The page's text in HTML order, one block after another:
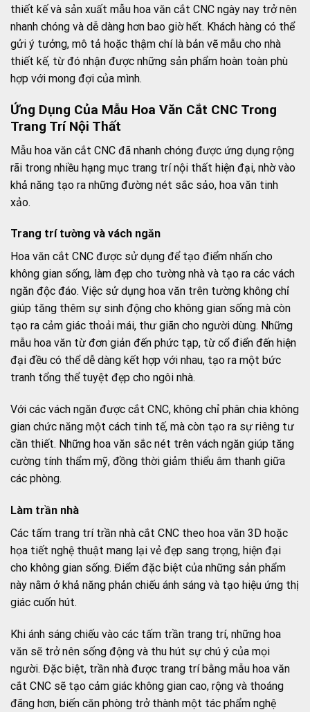
thiết kế và sản xuất mẫu hoa văn cắt CNC ngày nay trở nên
nhanh chóng và dễ dàng hơn bao giờ hết. Khách hàng có thể
gửi ý tưởng, mô tả hoặc thậm chí là bản vẽ mẫu cho nhà
thiết kế, từ đó nhận được những sản phẩm hoàn toàn phù
hợp với mong đợi của mình.
Ứng Dụng Của Mẫu Hoa Văn Cắt CNC Trong
Trang Trí Nội Thất
Mẫu hoa văn cắt CNC đã nhanh chóng được ứng dụng rộng
rãi trong nhiều hạng mục trang trí nội thất hiện đại, nhờ vào
khả năng tạo ra những đường nét sắc sảo, hoa văn tinh
xảo.
Trang trí tường và vách ngăn
Hoa văn cắt CNC được sử dụng để tạo điểm nhấn cho
không gian sống, làm đẹp cho tường nhà và tạo ra các vách
ngăn độc đáo. Việc sử dụng hoa văn trên tường không chỉ
giúp tăng thêm sự sinh động cho không gian sống mà còn
tạo ra cảm giác thoải mái, thư giãn cho người dùng. Những
mẫu hoa văn từ đơn giản đến phức tạp, từ cổ điển đến hiện
đại đều có thể dễ dàng kết hợp với nhau, tạo ra một bức
tranh tổng thể tuyệt đẹp cho ngôi nhà.
Với các vách ngăn được cắt CNC, không chỉ phân chia không
gian chức năng một cách tinh tế, mà còn tạo ra sự riêng tư
cần thiết. Những hoa văn sắc nét trên vách ngăn giúp tăng
cường tính thẩm mỹ, đồng thời giảm thiểu âm thanh giữa
các phòng.
Làm trần nhà
Các tấm trang trí trần nhà cắt CNC theo hoa văn 3D hoặc
họa tiết nghệ thuật mang lại vẻ đẹp sang trọng, hiện đại
cho không gian sống. Điểm đặc biệt của những sản phẩm
này nằm ở khả năng phản chiếu ánh sáng và tạo hiệu ứng thị
giác cuốn hút.
Khi ánh sáng chiếu vào các tấm trần trang trí, những hoa
văn sẽ trở nên sống động và thu hút sự chú ý của mọi
người. Đặc biệt, trần nhà được trang trí bằng mẫu hoa văn
cắt CNC sẽ tạo cảm giác không gian cao, rộng và thoáng
đãng hơn, biến căn phòng trở thành một tác phẩm nghệ